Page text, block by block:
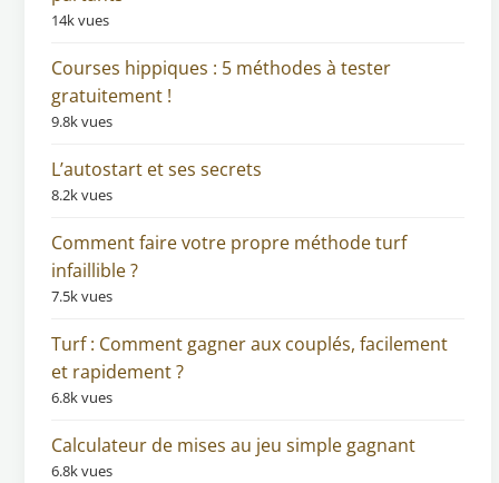
14k vues
Courses hippiques : 5 méthodes à tester
gratuitement !
9.8k vues
L’autostart et ses secrets
8.2k vues
Comment faire votre propre méthode turf
infaillible ?
7.5k vues
Turf : Comment gagner aux couplés, facilement
et rapidement ?
6.8k vues
Calculateur de mises au jeu simple gagnant
6.8k vues